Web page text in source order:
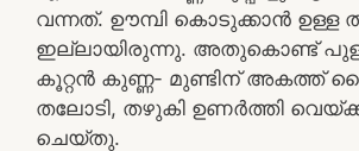
വന്നത്. ഊമ്പി കൊടുക്കാൻ ഉള്ള
ഇല്ലായിരുന്നു. അതുകൊണ്ട്
കൂറ്റൻ കുണ്ണ- മുണ്ടിന് അകത്ത്
തലോടി, തഴുകി ഉണർത്തി
ചെയ്തു.